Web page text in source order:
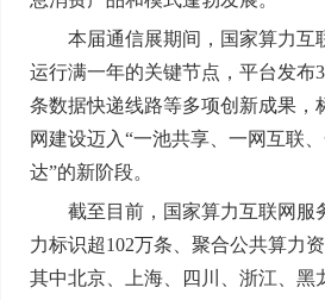
本届通信展期间，国家算力互
运行满一年的关键节点，平台发布
条数据快递线路等多项创新成果，
网建设迈入“一池共享、一网互联
达”的新阶段。
截至目前，国家算力互联网服
力标识超102万条、聚合公共算力资
其中北京、上海、四川、浙江、黑